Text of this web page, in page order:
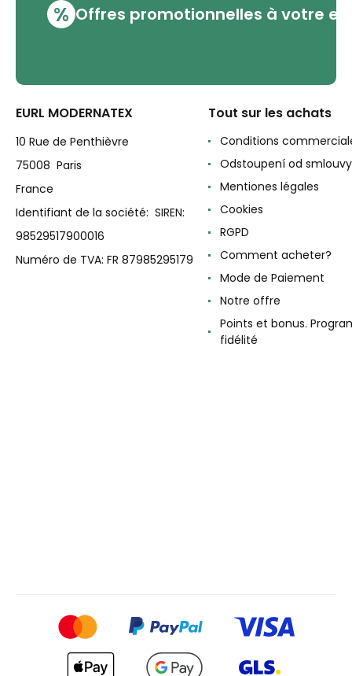
% Offres promotionnelles à votre
EURL MODERNATEX
10 Rue de Penthièvre
75008 Paris
France
Identifiant de la société: SIREN:
98529517900016
Numéro de TVA: FR 87985295179
Tout sur les achats
Conditions
Odstoupení od smlouvy
Mentiones légales
Cookies
RGPD
Comment acheter?
Mode de Paiement
Notre offre
Points et bonus.
fidélité